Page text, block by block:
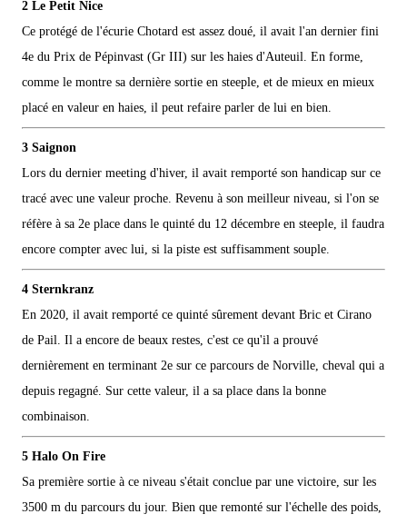
2 Le Petit Nice
Ce protégé de l'écurie Chotard est assez doué, il avait l'an dernier fini
4e du Prix de Pépinvast (Gr III) sur les haies d'Auteuil. En forme,
comme le montre sa dernière sortie en steeple, et de mieux en mieux
placé en valeur en haies, il peut refaire parler de lui en bien.
3 Saignon
Lors du dernier meeting d'hiver, il avait remporté son handicap sur ce
tracé avec une valeur proche. Revenu à son meilleur niveau, si l'on se
réfère à sa 2e place dans le quinté du 12 décembre en steeple, il faudra
encore compter avec lui, si la piste est suffisamment souple.
4 Sternkranz
En 2020, il avait remporté ce quinté sûrement devant Bric et Cirano
de Pail. Il a encore de beaux restes, c'est ce qu'il a prouvé
dernièrement en terminant 2e sur ce parcours de Norville, cheval qui a
depuis regagné. Sur cette valeur, il a sa place dans la bonne
combinaison.
5 Halo On Fire
Sa première sortie à ce niveau s'était conclue par une victoire, sur les
3500 m du parcours du jour. Bien que remonté sur l'échelle des poids,